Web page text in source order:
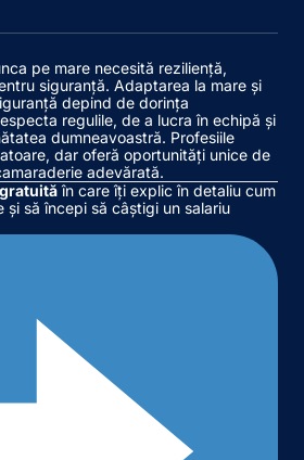
pe mare necesită reziliență,
siguranță. Adaptarea la mare și
depind de dorința
regulile, de a lucra în echipă și
dumneavoastră. Profesiile
dar oferă oportunități unice de
adevărată.
gratuităîn care îți explic în detaliu cum
și să începi să câștigi un salariu